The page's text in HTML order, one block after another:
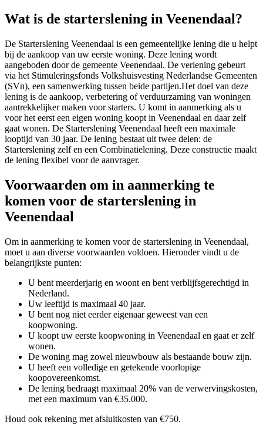
Wat is de starterslening in Veenendaal?
De Starterslening Veenendaal is een gemeentelijke lening die u helpt
bij de aankoop van uw eerste woning. Deze lening wordt
aangeboden door de gemeente Veenendaal. De verlening gebeurt
via het Stimuleringsfonds Volkshuisvesting Nederlandse Gemeenten
(SVn), een samenwerking tussen beide partijen.Het doel van deze
lening is de aankoop, verbetering of verduurzaming van woningen
aantrekkelijker maken voor starters. U komt in aanmerking als u
voor het eerst een eigen woning koopt in Veenendaal en daar zelf
gaat wonen. De Starterslening Veenendaal heeft een maximale
looptijd van 30 jaar. De lening bestaat uit twee delen: de
Starterslening zelf en een Combinatielening. Deze constructie maakt
de lening flexibel voor de aanvrager.
Voorwaarden om in aanmerking te
komen voor de starterslening in
Veenendaal
Om in aanmerking te komen voor de starterslening in Veenendaal,
moet u aan diverse voorwaarden voldoen. Hieronder vindt u de
belangrijkste punten:
U bent meerderjarig en woont en bent verblijfsgerechtigd in
Nederland.
Uw leeftijd is maximaal 40 jaar.
U bent nog niet eerder eigenaar geweest van een
koopwoning.
U koopt uw eerste koopwoning in Veenendaal en gaat er zelf
wonen.
De woning mag zowel nieuwbouw als bestaande bouw zijn.
U heeft een volledige en getekende voorlopige
koopovereenkomst.
De lening bedraagt maximaal 20% van de verwervingskosten,
met een maximum van €35.000.
Houd ook rekening met afsluitkosten van €750.